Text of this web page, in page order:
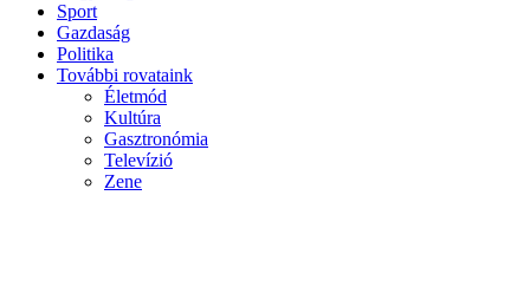
Sport
Gazdaság
Politika
További rovataink
Életmód
Kultúra
Gasztronómia
Televízió
Zene